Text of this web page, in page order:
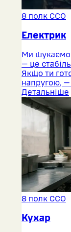
8 полк ССО
Електрик
Ми шукаємо
— це
Якщо ти
напругою,
Детальніше
8 полк ССО
Кухар